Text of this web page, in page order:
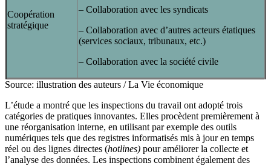
Coopération
stratégique
– Collaboration avec les syndicats
– Collaboration avec d’autres acteurs étatiques
(services sociaux, tribunaux, etc.)
– Collaboration avec la société civile
Source: illustration des auteurs / La Vie économique
L’étude a montré que les inspections du travail ont adopté trois
catégories de pratiques innovantes. Elles procèdent premièrement à
une réorganisation interne, en utilisant par exemple des outils
numériques tels que des registres informatisés mis à jour en temps
réel ou des lignes directes (hotlines) pour améliorer la collecte et
l’analyse des données. Les inspections combinent également des